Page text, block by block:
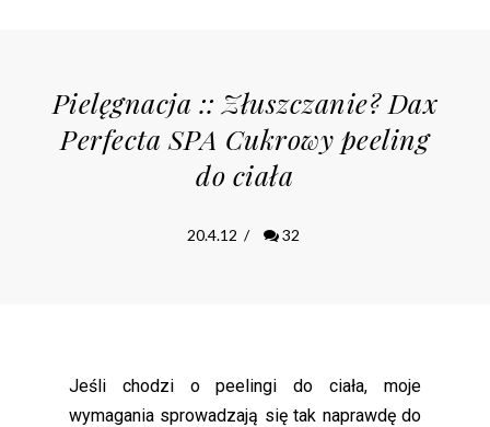
Pielęgnacja :: Złuszczanie? Dax
Perfecta SPA Cukrowy peeling
do ciała
20.4.12 / 32
Jeśli chodzi o peelingi do ciała, moje
wymagania sprowadzają się tak naprawdę do